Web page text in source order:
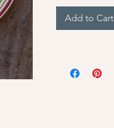
Add to Cart